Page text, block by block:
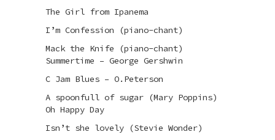
The Girl from Ipanema
I’m Confession (piano-chant)
Mack the Knife (piano-chant)
Summertime – George Gershwin
C Jam Blues – O.Peterson
A spoonfull of sugar (Mary Poppins)
Oh Happy Day
Isn’t she lovely (Stevie Wonder)